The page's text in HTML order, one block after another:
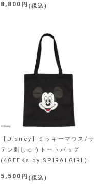
8,800 税込
【Disney】ミッキーマウス/サ
テン刺しゅうトートバッグ
(4GEEKs by SPIRALGIRL)
5,500 税込